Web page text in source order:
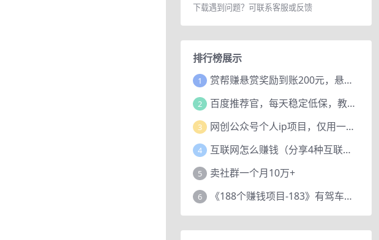
下载遇到问题？可联系客服或反馈
排行榜展示
1 赏帮赚悬赏奖励到账200元，悬赏任务多劳多得，人人可做。
2 百度推荐官，每天稳定低保，教程赠上
3 网创公众号个人ip项目，仅用一篇文章做到全网引流！
4 互联网怎么赚钱（分享4种互联网赚钱模式）
5 卖社群一个月10万+
6 《188个赚钱项目-183》有驾车评项目，动动小手，复制粘贴赚44元！